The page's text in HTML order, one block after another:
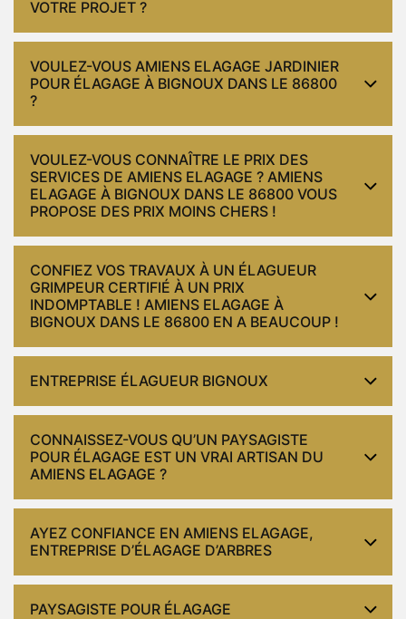
VOTRE PROJET ?
VOULEZ-VOUS AMIENS ELAGAGE JARDINIER
POUR ÉLAGAGE À BIGNOUX DANS LE 86800
?
VOULEZ-VOUS CONNAÎTRE LE PRIX DES
SERVICES DE AMIENS ELAGAGE ? AMIENS
ELAGAGE À BIGNOUX DANS LE 86800 VOUS
PROPOSE DES PRIX MOINS CHERS !
CONFIEZ VOS TRAVAUX À UN ÉLAGUEUR
GRIMPEUR CERTIFIÉ À UN PRIX
INDOMPTABLE ! AMIENS ELAGAGE À
BIGNOUX DANS LE 86800 EN A BEAUCOUP !
ENTREPRISE ÉLAGUEUR BIGNOUX
CONNAISSEZ-VOUS QU’UN PAYSAGISTE
POUR ÉLAGAGE EST UN VRAI ARTISAN DU
AMIENS ELAGAGE ?
AYEZ CONFIANCE EN AMIENS ELAGAGE,
ENTREPRISE D’ÉLAGAGE D’ARBRES
PAYSAGISTE POUR ÉLAGAGE